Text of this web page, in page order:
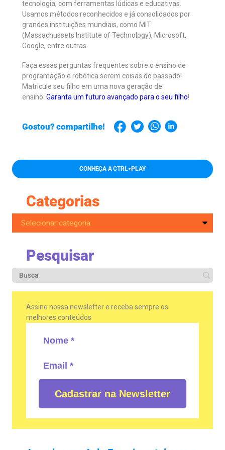
tecnologia, com ferramentas lúdicas e educativas.
Usamos métodos reconhecidos e já consolidados por
grandes instituições mundiais, como MIT
(Massachussets Institute of Technology), Microsoft,
Google, entre outras.
Faça essas perguntas frequentes sobre o ensino de
programação e robótica serem coisas do passado!
Matricule seu filho em uma nova geração de
ensino. Garanta um futuro avançado para o seu filho!
Gostou? compartilhe!
CONHEÇA A CTRL+PLAY
Categorias
Pesquisar
Assine nossa newsletter e receba sempre os
melhores conteúdos
Cadastrar na Newsletter